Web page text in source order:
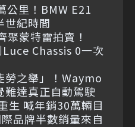
公里！BMW E21
世紀時間
蒙特雷拍賣！
Chassis 0一次
勞之舉」！Waymo
難達真正自動駕駛
生 喊年銷30萬輛目
品牌半數銷量來自